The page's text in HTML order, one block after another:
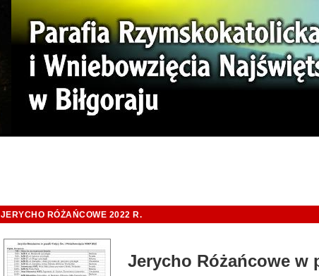
JERYCHO RÓŻAŃCOWE 2022 R.
Jerycho Różańcowe w